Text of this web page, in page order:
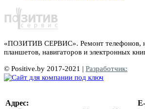
«ПОЗИТИВ СЕРВИС». Ремонт телефонов,
планшетов, навигаторов и электронных
© Positive.by 2017-2021 | Разработчик:
Адрес: